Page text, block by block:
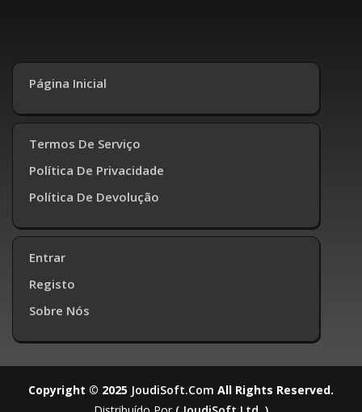
Página Inicial
Termos De Serviço
Política De Privacidade
Política De Devolução
Entrar
Registo
Sobre Nós
Copyright © 2025 JoudiSoft.com All Rights Reserved.